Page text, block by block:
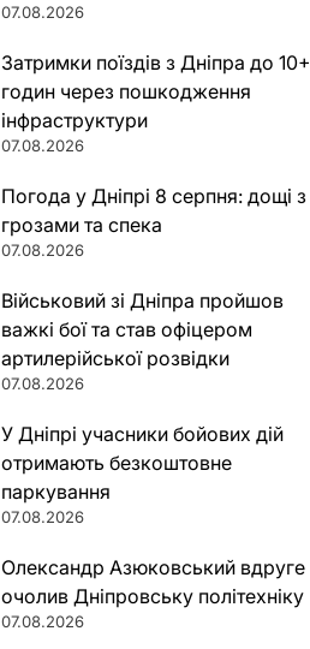
07.08.2026
Затримки поїздів з Дніпра до 10+
годин через пошкодження
інфраструктури
07.08.2026
Погода у Дніпрі 8 серпня: дощі з
грозами та спека
07.08.2026
Військовий зі Дніпра пройшов
важкі бої та став офіцером
артилерійської розвідки
07.08.2026
У Дніпрі учасники бойових дій
отримають безкоштовне
паркування
07.08.2026
Олександр Азюковський вдруге
очолив Дніпровську політехніку
07.08.2026